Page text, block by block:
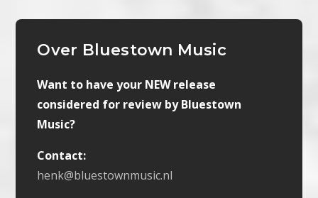
Over Bluestown Music
Want to have your NEW release
considered for review by Bluestown
Music?
Contact:
henk@bluestownmusic.nl